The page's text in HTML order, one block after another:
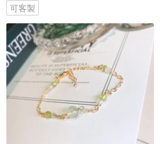
可客製